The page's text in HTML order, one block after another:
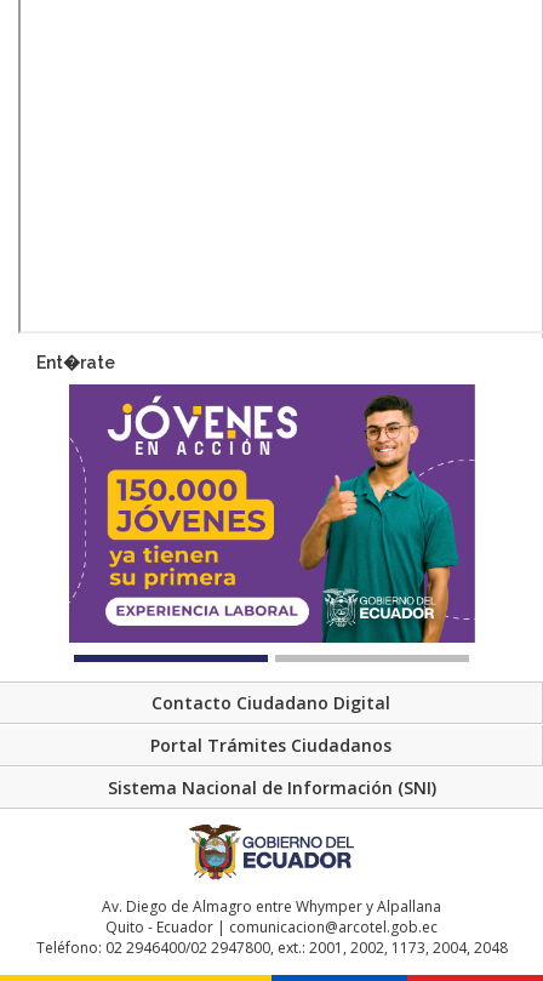
Ent�rate
Contacto Ciudadano Digital
Portal Trámites Ciudadanos
Sistema Nacional de Información (SNI)
Av. Diego de Almagro entre Whymper y Alpallana
Quito - Ecuador | comunicacion@arcotel.gob.ec
Teléfono: 02 2946400/02 2947800, ext.: 2001, 2002, 1173, 2004, 2048